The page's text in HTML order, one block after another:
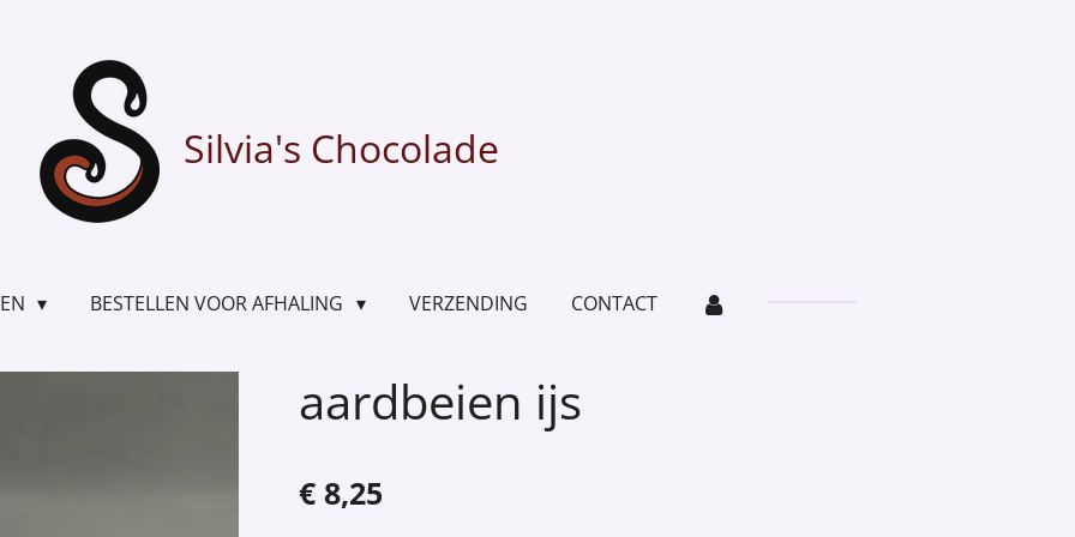
Silvia's Chocolade
BESTELLEN VOOR AFHALING VERZENDING CONTACT
aardbeien ijs
€ 8,25